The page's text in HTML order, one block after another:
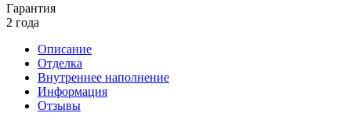
Гарантия
2 года
Описание
Отделка
Внутреннее наполнение
Информация
Отзывы